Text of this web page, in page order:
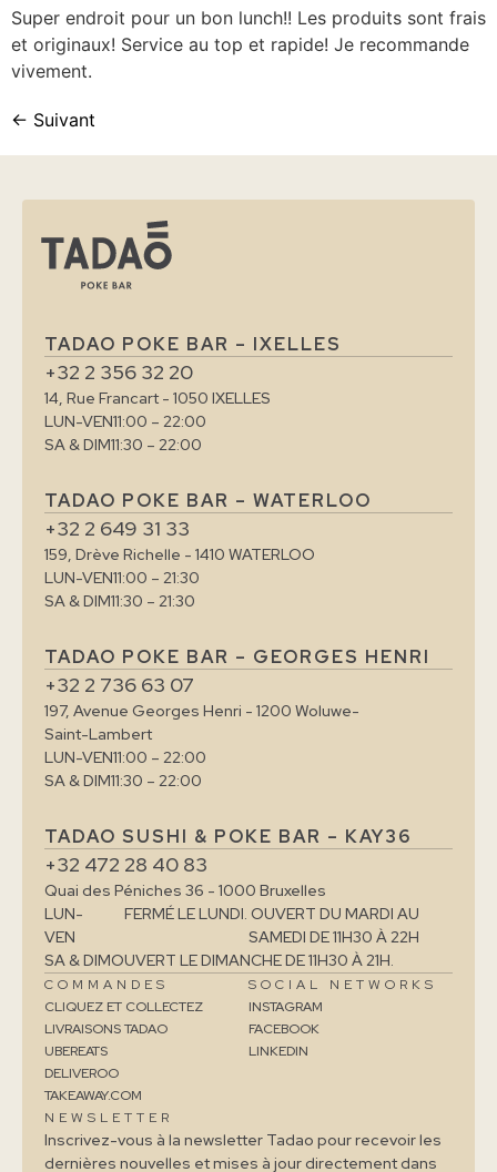
Super endroit pour un bon lunch!! Les produits sont frais
et originaux! Service au top et rapide! Je recommande
vivement.
← Suivant
TADAO POKE BAR – IXELLES
+32 2 356 32 20
14, Rue Francart - 1050 IXELLES
LUN-VEN11:00 – 22:00
SA & DIM11:30 – 22:00
TADAO POKE BAR – WATERLOO
+32 2 649 31 33
159, Drève Richelle - 1410 WATERLOO
LUN-VEN11:00 – 21:30
SA & DIM11:30 – 21:30
TADAO POKE BAR – GEORGES HENRI
+32 2 736 63 07
197, Avenue Georges Henri - 1200 Woluwe-
Saint-Lambert
LUN-VEN11:00 – 22:00
SA & DIM11:30 – 22:00
TADAO SUSHI & POKE BAR – KAY36
+32 472 28 40 83
Quai des Péniches 36 - 1000 Bruxelles
LUN-
VEN
FERMÉ LE LUNDI. OUVERT DU MARDI AU
SAMEDI DE 11H30 À 22H
SA & DIMOUVERT LE DIMANCHE DE 11H30 À 21H.
COMMANDES
CLIQUEZ ET COLLECTEZ
LIVRAISONS TADAO
UBEREATS
DELIVEROO
TAKEAWAY.COM
SOCIAL NETWORKS
INSTAGRAM
FACEBOOK
LINKEDIN
NEWSLETTER
Inscrivez-vous à la newsletter Tadao pour recevoir les
dernières nouvelles et mises à jour directement dans